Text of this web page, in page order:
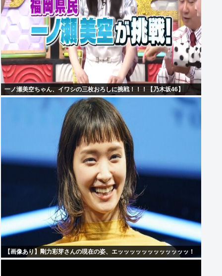
一ノ瀬美空ちゃん、イワシの三枚おろしに挑戦！！！【乃木坂46】
【画像あり】剛力彩芽さんの現在の姿、エッッッッッッッッッッッッ！